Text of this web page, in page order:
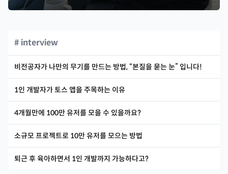
# interview
비전공자가 나만의 무기를 만드는 방법, “본질을 묻는 눈” 입니다!
1인 개발자가 토스 앱을 주목하는 이유
4개월만에 100만 유저를 모을 수 있을까요?
소규모 프로젝트로 10만 유저를 모으는 방법
퇴근 후 육아하면서 1인 개발까지 가능하다고?